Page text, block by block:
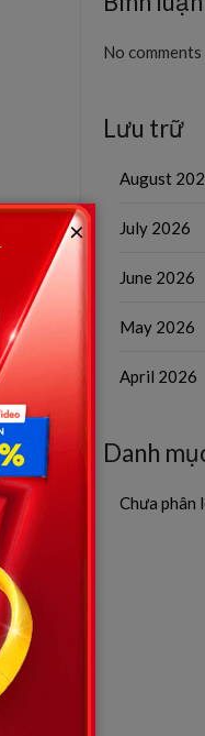
No
Lưu trữ
August
July 2026
June 2026
May 2026
April 2026
Danh
Chưa phân
×